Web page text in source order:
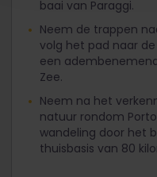
baai van Paraggi.
Neem de trappen
volg het pad naar
een
Zee.
Neem na het
natuur rondom
wandeling door het
thuisbasis van 80